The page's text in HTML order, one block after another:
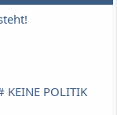
POLITIK